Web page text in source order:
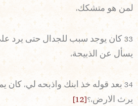
لمن هو متشكك،
33 كان يوجد سبب للجدال حتى يرد
يسأل عن الذبيحة،
34 بعد قوله خذ ابنك واذبحه لي،
يرث الارض،؟ [12]